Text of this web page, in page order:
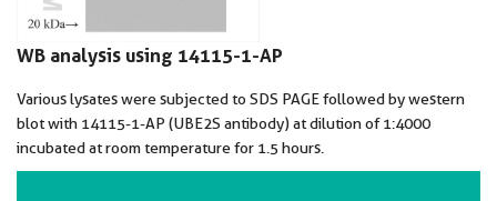
WB analysis using 14115-1-AP
Various lysates were subjected to SDS PAGE followed by western
blot with 14115-1-AP (UBE2S antibody) at dilution of 1:4000
incubated at room temperature for 1.5 hours.